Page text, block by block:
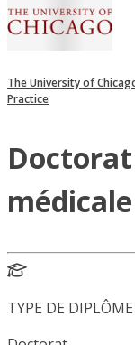
The University of
Practice
médicale
TYPE DE DIPLÔME